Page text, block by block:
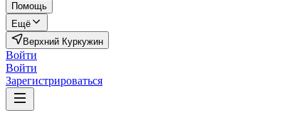
Помощь
Ещё
Верхний Куркужин
Войти
Войти
Зарегистрироваться